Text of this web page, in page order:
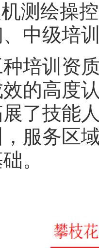
测绘操
中级培
训资质
的高度
了技能
服务区
。